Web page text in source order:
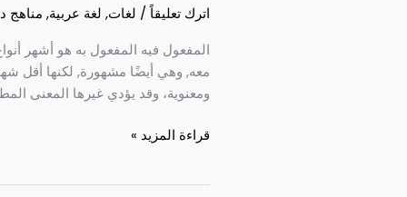
اترك تعليقاً/ لغات, لغة عربية, مناهج
المفعول فيه المفعول به هو أشهر
معه, وهي أيضًا مشهورة, لكنها أقل
ومعنوية، وقد يؤدي غيرها المعنى
قراءة المزيد »